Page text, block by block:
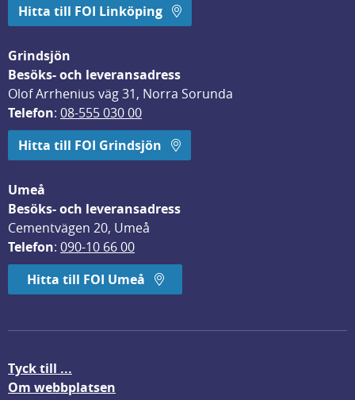
Hitta till FOI Linköping
Grindsjön
Besöks- och leveransadress
Olof Arrhenius väg 31, Norra Sorunda
Telefon: 08-555 030 00
Hitta till FOI Grindsjön
Umeå
Besöks- och leveransadress
Cementvägen 20, Umeå
Telefon: 090-10 66 00
Hitta till FOI Umeå
Tyck till ...
Om webbplatsen